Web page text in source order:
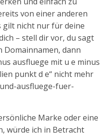
von einer anderen
gilt nicht nur für deine
– stell dir vor, du sagt
Domainnamen, dann
ausfluege mit u e minus
punkt d e“ nicht mehr
ausfluege-fuer-
Marke oder eine
würde ich in Betracht